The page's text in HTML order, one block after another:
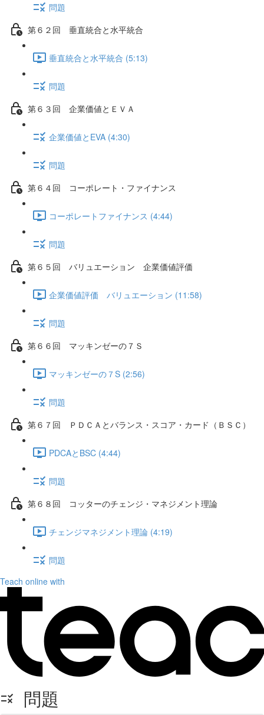
問題
第６２回 垂直統合と水平統合
垂直統合と水平統合 (5:13)
問題
第６３回 企業価値とＥＶＡ
企業価値とEVA (4:30)
問題
第６４回 コーポレート・ファイナンス
コーポレートファイナンス (4:44)
問題
第６５回 バリュエーション 企業価値評価
企業価値評価 バリュエーション (11:58)
問題
第６６回 マッキンゼーの７Ｓ
マッキンゼーの７S (2:56)
問題
第６７回 ＰＤＣＡとバランス・スコア・カード（ＢＳＣ）
PDCAとBSC (4:44)
問題
第６８回 コッターのチェンジ・マネジメント理論
チェンジマネジメント理論 (4:19)
問題
Teach online with
問題